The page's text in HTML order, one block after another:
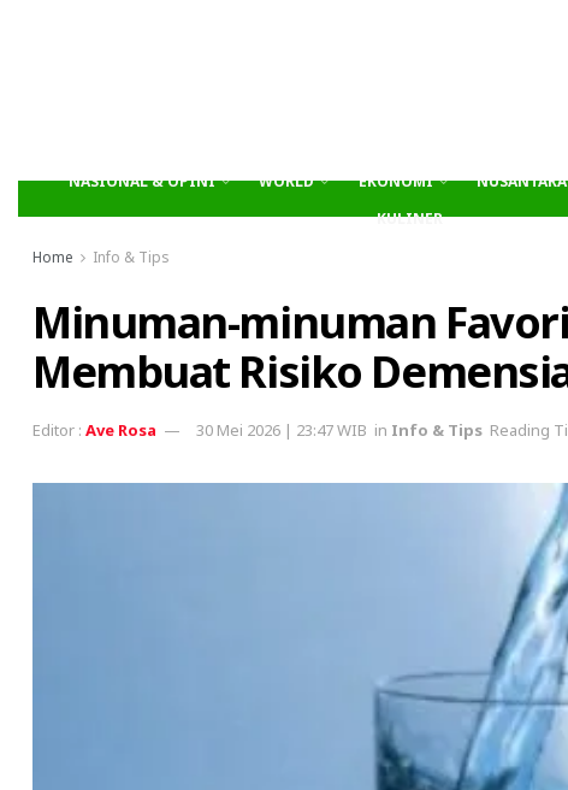
NASIONAL & OPINI WORLD EKONOMI NUSANTARA
KULINER
Home
Info & Tips
Minuman-minuman
Membuat Risiko
Ave Rosa 30 Mei 2026 | 23:47 WIB in Info & Tips Reading